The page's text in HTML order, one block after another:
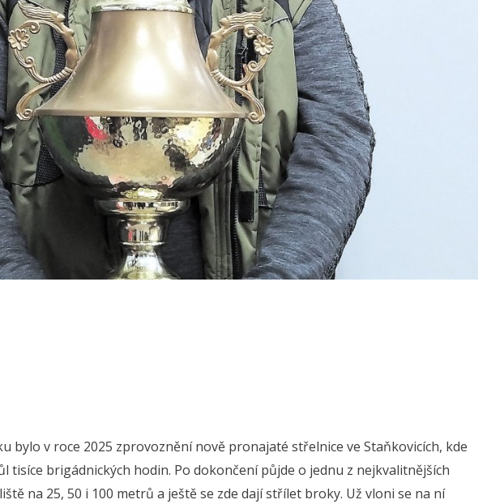
bylo v roce 2025 zprovoznění nově pronajaté střelnice ve Staňkovicích, kde
tisíce brigádnických hodin. Po dokončení půjde o jednu z nejkvalitnějších
na 25, 50 i 100 metrů a ještě se zde dají střílet broky. Už vloni se na ní